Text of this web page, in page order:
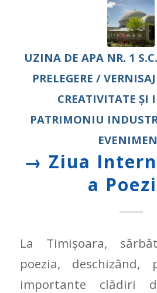
UZINA DE APA NR. 1
PRELEGERE /
CREATIVITATE ȘI
PATRIMONIU
→ Ziua
a
La Timișoara,
poezia, deschizând,
importante clădiri